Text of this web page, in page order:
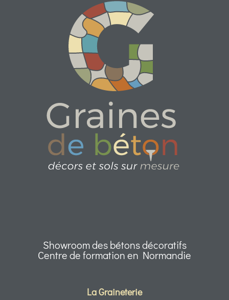
Showroom des bétons décoratifs
Centre de formation en Normandie
La Graineterie